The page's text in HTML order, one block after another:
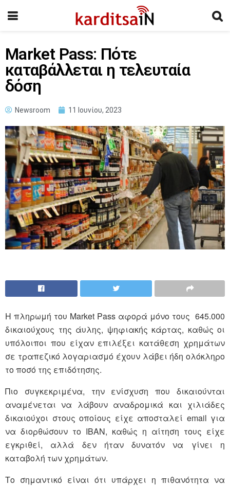
Market Pass: Πότε
καταβάλλεται η τελευταία
δόση
Newsroom 11 Ιουνίου, 2023
Η πληρωμή του Market Pass αφορά μόνο τους 645.000
δικαιούχους της άυλης, ψηφιακής κάρτας, καθώς οι
υπόλοιποι που είχαν επιλέξει κατάθεση χρημάτων
σε τραπεζικό λογαριασμό έχουν λάβει ήδη ολόκληρο
το ποσό της επιδότησης.
Πιο συγκεκριμένα, την ενίσχυση που δικαιούνται
αναμένεται να λάβουν αναδρομικά και χιλιάδες
δικαιούχοι στους οποίους είχε αποσταλεί email για
να διορθώσουν το ΙΒΑΝ, καθώς η αίτηση τους είχε
εγκριθεί, αλλά δεν ήταν δυνατόν να γίνει η
καταβολή των χρημάτων.
Το σημαντικό είναι ότι υπάρχει η πιθανότητα να